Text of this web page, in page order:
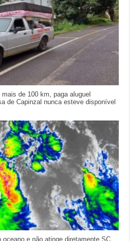
de 100 km, paga aluguel
de Capinzal nunca esteve disponível
e não atinge diretamente SC,